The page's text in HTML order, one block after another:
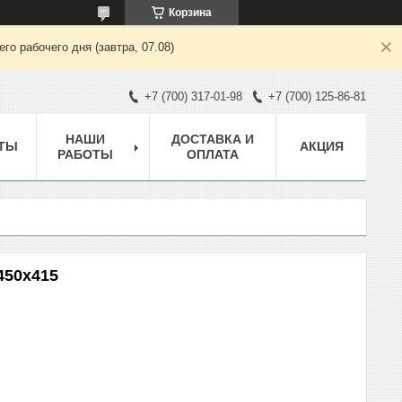
Корзина
рабочего дня (завтра, 07.08)
+7 (700) 317-01-98 +7 (700) 125-86-81
НАШИ
РАБОТЫ
ДОСТАВКА И
ОПЛАТА
АКЦИЯ